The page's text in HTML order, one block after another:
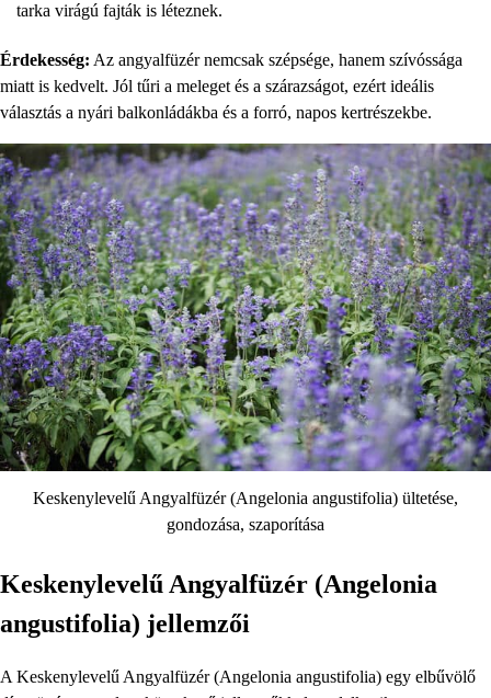
tarka virágú fajták is léteznek.
Érdekesség: Az angyalfüzér nemcsak szépsége, hanem szívóssága
miatt is kedvelt. Jól tűri a meleget és a szárazságot, ezért ideális
választás a nyári balkonládákba és a forró, napos kertrészekbe.
Keskenylevelű Angyalfüzér (Angelonia angustifolia) ültetése,
gondozása, szaporítása
Keskenylevelű Angyalfüzér (Angelonia
angustifolia) jellemzői
A Keskenylevelű Angyalfüzér (Angelonia angustifolia) egy elbűvölő